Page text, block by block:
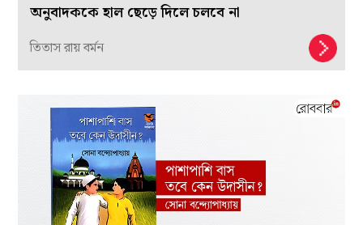
অনুবাদককে হাল ছেড়ে দিলে চলবে না
তিতাস রায় বর্মন